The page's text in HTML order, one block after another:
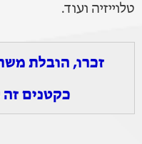
טלוייזיה ועוד.
זכרו, הובלת
כקטנים